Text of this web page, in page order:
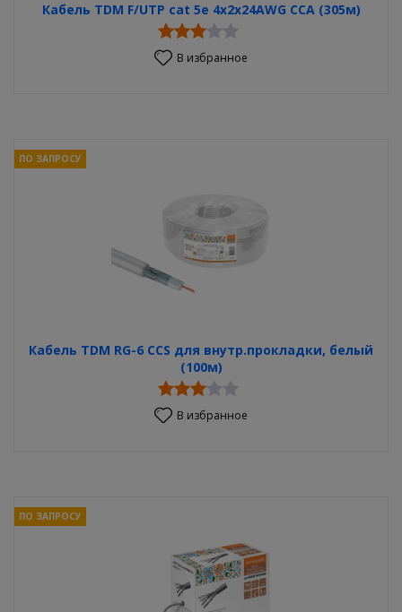
Кабель TDM F/UTP сat 5e 4x2x24AWG CCA (305м)
В избранное
Кабель TDM RG-6 CCS для внутр.прокладки, белый
(100м)
ПО ЗАПРОСУ
В избранное
ПО ЗАПРОСУ